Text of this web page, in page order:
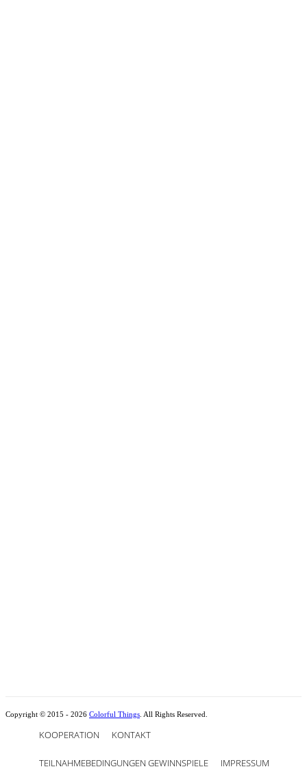
Copyright © 2015 - 2026 Colorful Things . All Rights Reserved.
KOOPERATION KONTAKT
TEILNAHMEBEDINGUNGEN GEWINNSPIELE IMPRESSUM